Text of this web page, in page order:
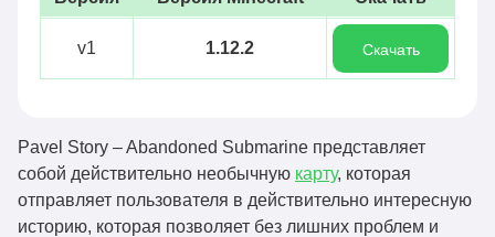
v1 1.12.2 Скачать
Pavel Story – Abandoned Submarine представляет
собой действительно необычную карту, которая
отправляет пользователя в действительно интересную
историю, которая позволяет без лишних проблем и